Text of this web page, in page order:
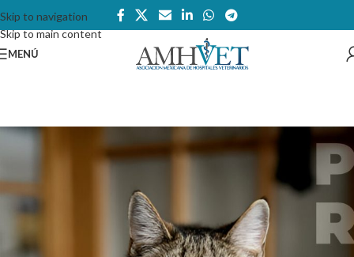
Skip to navigation
Skip to main content
MENÚ